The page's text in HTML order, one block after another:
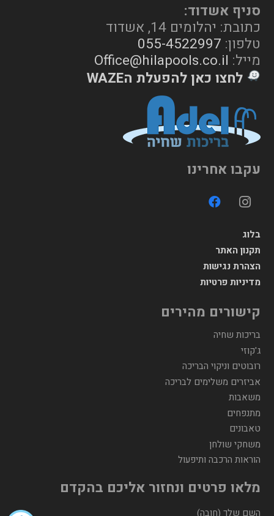
סניף אשדוד:
כתובת: יהלומים 14, אשדוד
טלפון: 055-4522997
מייל: Office@hilapools.co.il
לחצו כאן להפעלת הWAZE
עקבו אחרינו
בלוג
תקנון האתר
הצהרת נגישות
מדיניות פרטיות
קישורים מהירים
בריכות שחיה
ג'קוזי
רובוטים וניקוי הבריכה
אביזרים משלימים לבריכה
משאבות
מתנפחים
טאבונים
משחקי שולחן
הוראות הרכבה ותיפעול
מלאו פרטים ונחזור אליכם בהקדם
השם שלך (חובה)